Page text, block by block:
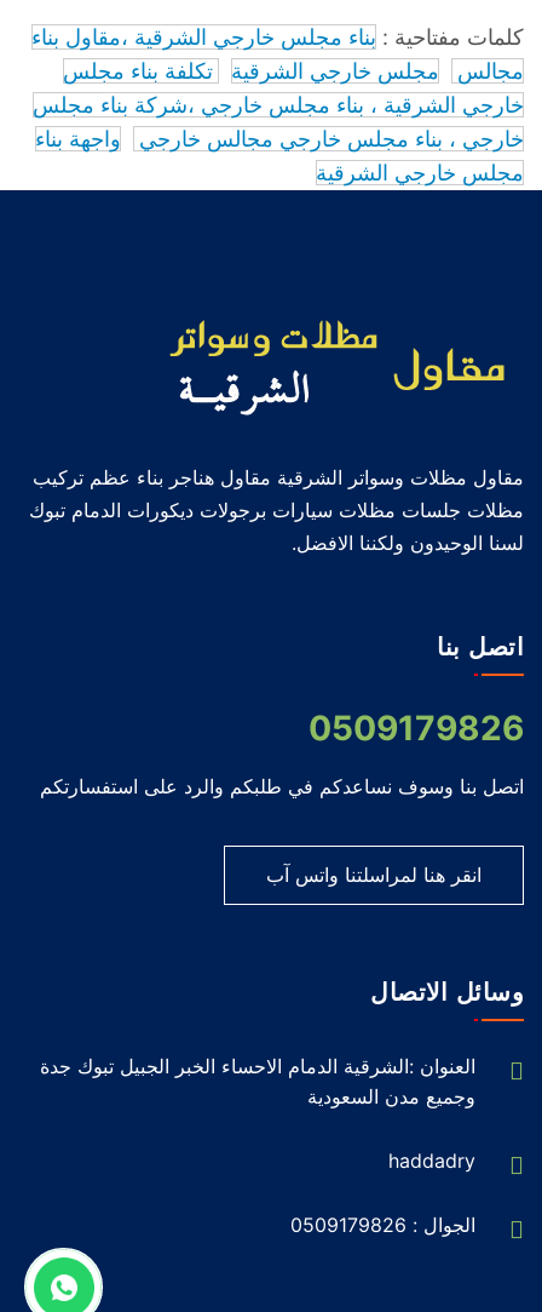
كلمات مفتاحية : بناء مجلس خارجي الشرقية ،مقاول بناء
مجالس
مجلس خارجي الشرقية
تكلفة بناء مجلس
خارجي الشرقية ، بناء مجلس خارجي ،شركة بناء مجلس
خارجي ، بناء مجلس خارجي مجالس خارجي
واجهة بناء
مجلس خارجي الشرقية
مقاول مظلات وسواتر الشرقية مقاول هناجر بناء عظم تركيب
مظلات جلسات مظلات سيارات برجولات ديكورات الدمام تبوك
لسنا الوحيدون ولكننا الافضل.
اتصل بنا
0509179826
اتصل بنا وسوف نساعدكم في طلبكم والرد على استفسارتكم
انقر هنا لمراسلتنا واتس آب
وسائل الاتصال
العنوان :الشرقية الدمام الاحساء الخبر الجبيل تبوك جدة
وجميع مدن السعودية
haddadry
الجوال : 0509179826